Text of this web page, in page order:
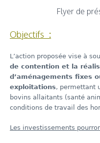
Flyer de
Objectifs :
L’action proposée vise à
de contention et la
d’aménagements fixes
exploitations, permettant
bovins allaitants (santé
conditions de travail des
Les investissements